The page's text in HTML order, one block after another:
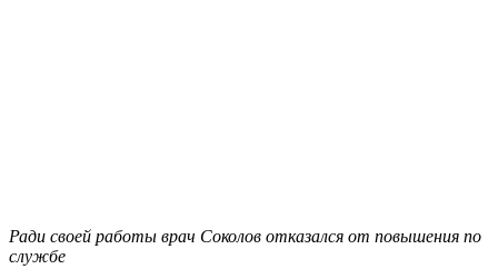
Ради своей работы врач Соколов отказался от повышения по
службе